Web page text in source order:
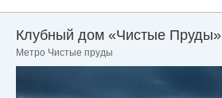
Клубный дом «Чистые Пруды»
Метро Чистые пруды